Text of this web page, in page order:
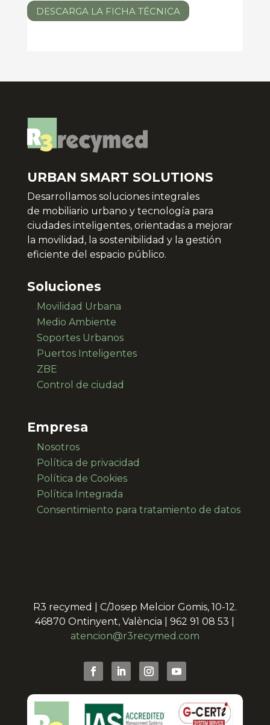
DESCARGA LA FICHA TÉCNICA
URBAN SMART SOLUTIONS
Desarrollamos soluciones integrales
de mobiliario urbano y tecnología para
ciudades inteligentes, orientadas a mejorar
la movilidad, la sostenibilidad y la gestión
eficiente del espacio público.
Soluciones
Movilidad Urbana
Medio Ambiente
Soportes Urbanos
Puertos Inteligentes
ZBE
Control de ciudad
Empresa
Nosotros
Política de privacidad
Política de Cookies
Política Integrada
Consentimiento para tratamiento de datos
R3 recymed | C/Josep Melcior Gomis, 10-12.
46870 Ontinyent, València | 962 91 08 53 |
atencion@r3recymed.com